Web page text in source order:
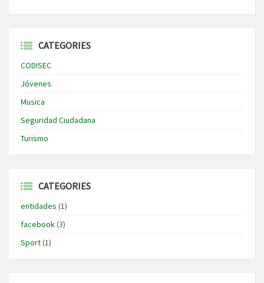
CATEGORIES
CODISEC
Jóvenes
Musica
Seguridad Ciudadana
Turismo
CATEGORIES
entidades (1)
facebook(3)
Sport(1)